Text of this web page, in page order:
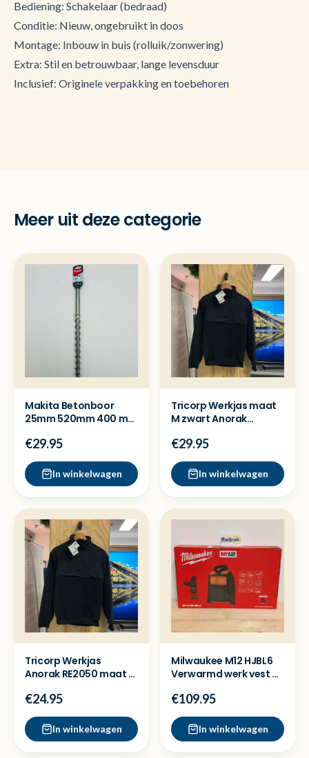
Bediening: Schakelaar (bedraad)
Conditie: Nieuw, ongebruikt in doos
Montage: Inbouw in buis (rolluik/zonwering)
Extra: Stil en betrouwbaar, lange levensduur
Inclusief: Originele verpakking en toebehoren
Meer uit deze categorie
Makita Betonboor
25mm 520mm 400 mm
€29.95
In winkelwagen
Tricorp Werkjas maat
M zwart Anorak
€29.95
In winkelwagen
Tricorp Werkjas
Anorak RE2050 maat M
€24.95
In winkelwagen
Milwaukee M12 HJBL6
Verwarmd werk vest XL
€109.95
In winkelwagen